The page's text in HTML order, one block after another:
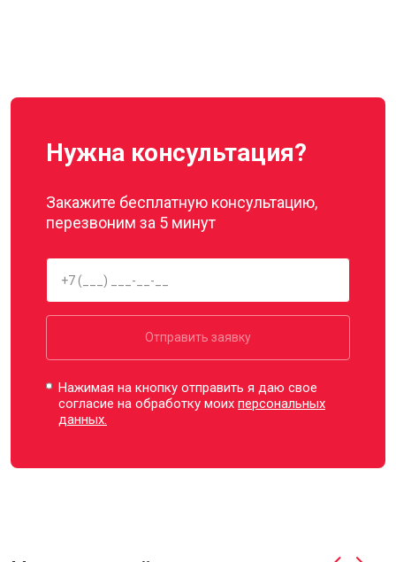
Нужна консультация?
Закажите бесплатную консультацию,
перезвоним за 5 минут
Отправить заявку
Нажимая на кнопку отправить я даю свое
согласие на обработку моихперсональных
данных.